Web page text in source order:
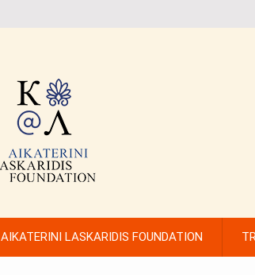
AIKATERINI LASKARIDIS FOUNDATION